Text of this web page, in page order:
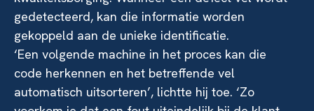
gedetecteerd, kan die informatie worden
gekoppeld aan de unieke identificatie.
‘Een volgende machine in het proces kan die
code herkennen en het betreffende vel
automatisch uitsorteren’, lichtte hij toe. ‘Zo